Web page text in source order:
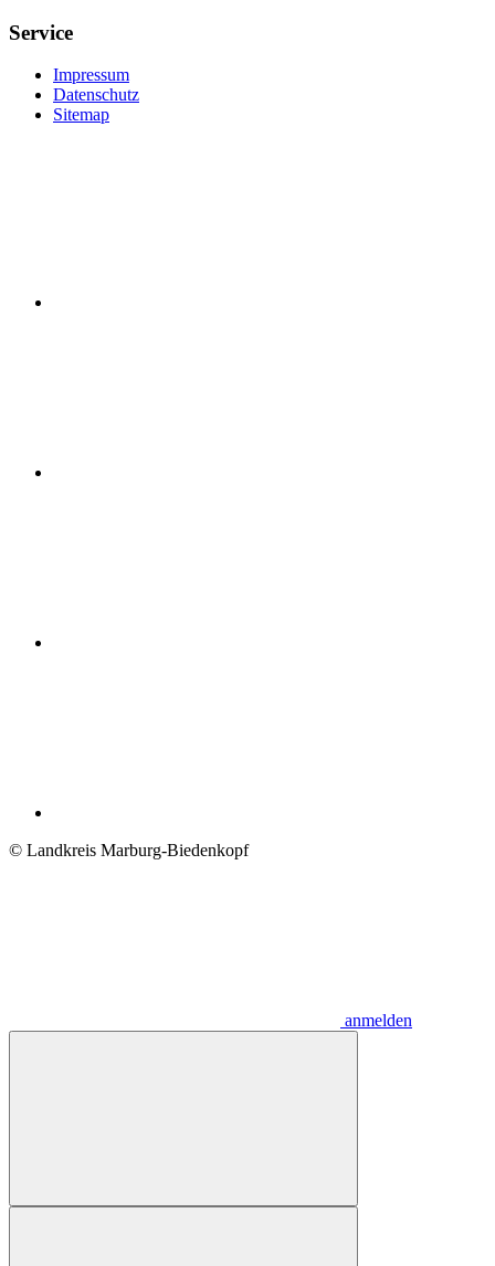
Service
Impressum
Datenschutz
Sitemap
© Landkreis Marburg-Biedenkopf
anmelden